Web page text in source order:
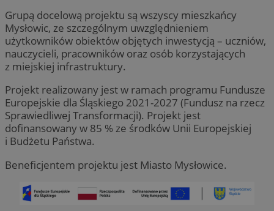
Grupą docelową projektu są wszyscy mieszkańcy
Mysłowic, ze szczególnym uwzględnieniem
użytkowników obiektów objętych inwestycją – uczniów,
nauczycieli, pracowników oraz osób korzystających
z miejskiej infrastruktury.
Projekt realizowany jest w ramach programu Fundusze
Europejskie dla Śląskiego 2021-2027 (Fundusz na rzecz
Sprawiedliwej Transformacji). Projekt jest
dofinansowany w 85 % ze środków Unii Europejskiej
i Budżetu Państwa.
Beneficjentem projektu jest Miasto Mysłowice.